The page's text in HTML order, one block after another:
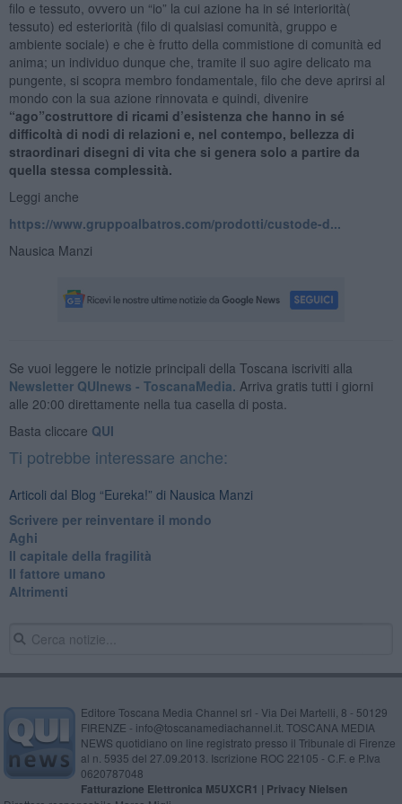
filo e tessuto, ovvero un “io” la cui azione ha in sé interiorità(
tessuto) ed esteriorità (filo di qualsiasi comunità, gruppo e
ambiente sociale) e che è frutto della commistione di comunità ed
anima; un individuo dunque che, tramite il suo agire delicato ma
pungente, si scopra membro fondamentale, filo che deve aprirsi al
mondo con la sua azione rinnovata e quindi, divenire
“ago”costruttore di ricami d’esistenza che hanno in sé
difficoltà di nodi di relazioni e, nel contempo, bellezza di
straordinari disegni di vita che si genera solo a partire da
quella stessa complessità.
Leggi anche
https://www.gruppoalbatros.com/prodotti/custode-d...
Nausica Manzi
Se vuoi leggere le notizie principali della Toscana iscriviti alla
Newsletter QUInews - ToscanaMedia. Arriva gratis tutti i giorni
alle 20:00 direttamente nella tua casella di posta.
Basta cliccare QUI
Ti potrebbe interessare anche:
Articoli dal Blog “Eureka!” di Nausica Manzi
​Scrivere per reinventare il mondo
Aghi
Il capitale della fragilità
Il fattore umano
Altrimenti
Editore Toscana Media Channel srl - Via Dei Martelli, 8 - 50129
FIRENZE - info@toscanamediachannel.it. TOSCANA MEDIA
NEWS quotidiano on line registrato presso il Tribunale di Firenze
al n. 5935 del 27.09.2013. Iscrizione ROC 22105 - C.F. e P.Iva
0620787048
Fatturazione Elettronica M5UXCR1 | Privacy Nielsen